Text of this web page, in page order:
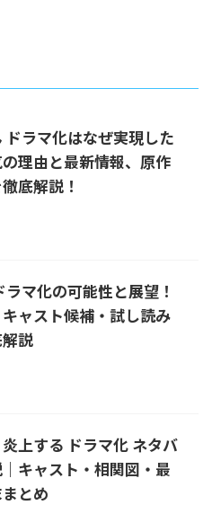
ドラマ化はなぜ実現した
理由と最新情報、原作
底解説！
マ化の可能性と展望！
ャスト候補・試し読み
説
上する ドラマ化 ネタバ
キャスト・相関図・最
とめ